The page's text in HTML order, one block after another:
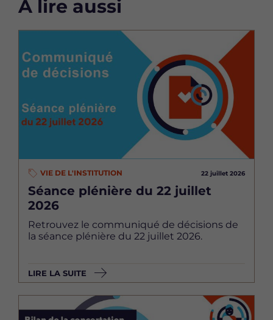
À lire aussi
VIE DE L'INSTITUTION 22 juillet 2026
Séance plénière du 22 juillet
2026
Retrouvez le communiqué de décisions de
la séance plénière du 22 juillet 2026.
LIRE LA SUITE